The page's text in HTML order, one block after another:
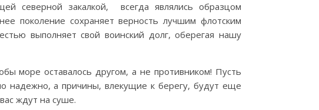
северной закалкой, всегда являлись образцом
поколение сохраняет верность лучшим флотским
выполняет свой воинский долг, оберегая нашу
море оставалось другом, а не противником! Пусть
надежно, а причины, влекущие к берегу, будут еще
ждут на суше.